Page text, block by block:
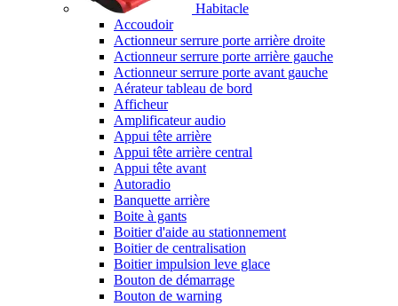
Habitacle
Accoudoir
Actionneur serrure porte arrière droite
Actionneur serrure porte arrière gauche
Actionneur serrure porte avant gauche
Aérateur tableau de bord
Afficheur
Amplificateur audio
Appui tête arrière
Appui tête arrière central
Appui tête avant
Autoradio
Banquette arrière
Boite à gants
Boitier d'aide au stationnement
Boitier de centralisation
Boitier impulsion leve glace
Bouton de démarrage
Bouton de warning